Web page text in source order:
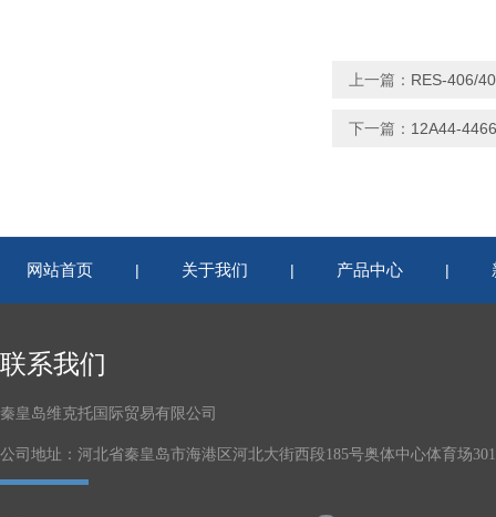
上一篇： RES-406/
下一篇： 12A44-
网站首页 | 关于我们 | 产品中心 |
联系我们
秦皇岛维克托国际贸易有限公司
公司地址：河北省秦皇岛市海港区河北大街西段185号奥体中心体育场